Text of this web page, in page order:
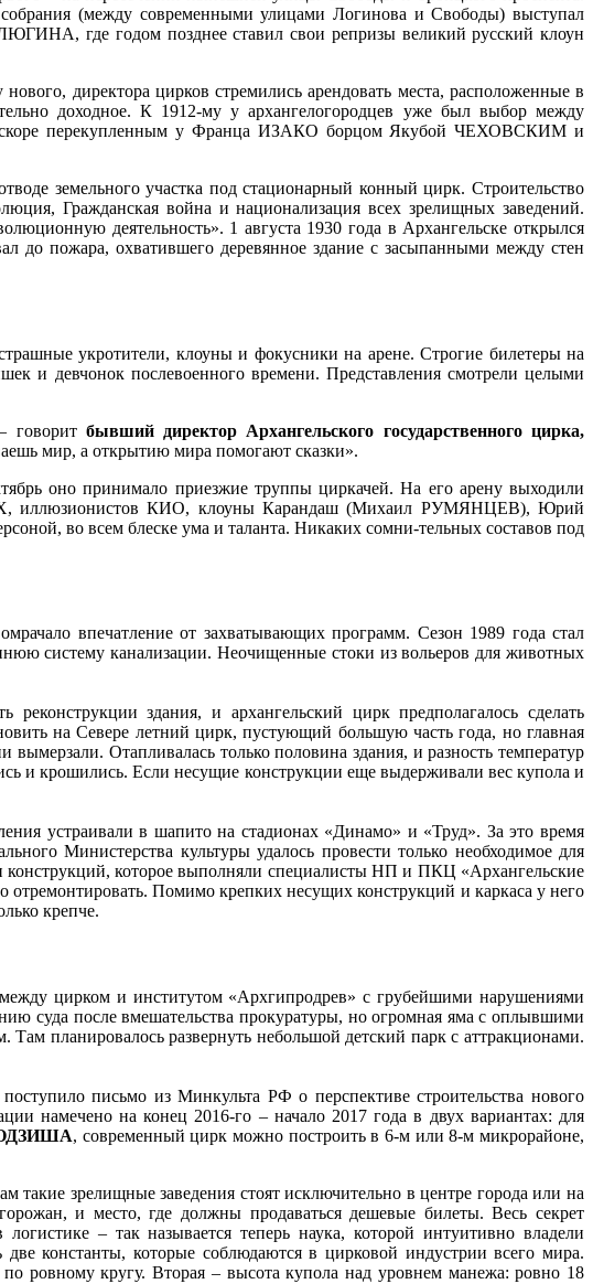
(между современными улицами Логинова и Свободы) выступал
где годом позднее ставил свои репризы великий русский клоун
директора цирков стремились арендовать места, расположенные в
доходное. К 1912-му у архангелогородцев уже был выбор между
перекупленным у Франца ИЗАКО борцом Якубой ЧЕХОВСКИМ и
земельного участка под стационарный конный цирк. Строительство
Гражданская война и национализация всех зрелищных заведений.
деятельность». 1 августа 1930 года в Архангельске открылся
до пожара, охватившего деревянное здание с засыпанными между стен
укротители, клоуны и фокусники на арене. Строгие билетеры на
и девчонок послевоенного времени. Представления смотрели целыми
говорит бывший директор Архангельского государственного цирка,
мир, а открытию мира помогают сказки».
оно принимало приезжие труппы циркачей. На его арену выходили
КИО, клоуны Карандаш (Михаил РУМЯНЦЕВ), Юрий
во всем блеске ума и таланта. Никаких сомни-тельных составов под
впечатление от захватывающих программ. Сезон 1989 года стал
систему канализации. Неочищенные стоки из вольеров для животных
здания, и архангельский цирк предполагалось сделать
на Севере летний цирк, пустующий большую часть года, но главная
Отапливалась только половина здания, и разность температур
и крошились. Если несущие конструкции еще выдерживали вес купола и
устраивали в шапито на стадионах «Динамо» и «Труд». За это время
Министерства культуры удалось провести только необходимое для
конструкций, которое выполняли специалисты НП и ПКЦ «Архангельские
Помимо крепких несущих конструкций и каркаса у него
крепче.
цирком и институтом «Архгипродрев» с грубейшими нарушениями
суда после вмешательства прокуратуры, но огромная яма с оплывшими
Там планировалось развернуть небольшой детский парк с аттракционами.
письмо из Минкульта РФ о перспективе строительства нового
намечено на конец 2016-го – начало 2017 года в двух вариантах: для
, современный цирк можно построить в 6-м или 8-м микрорайоне,
такие зрелищные заведения стоят исключительно в центре города или на
и место, где должны продаваться дешевые билеты. Весь секрет
– так называется теперь наука, которой интуитивно владели
константы, которые соблюдаются в цирковой индустрии всего мира.
ровному кругу. Вторая – высота купола над уровнем манежа: ровно 18